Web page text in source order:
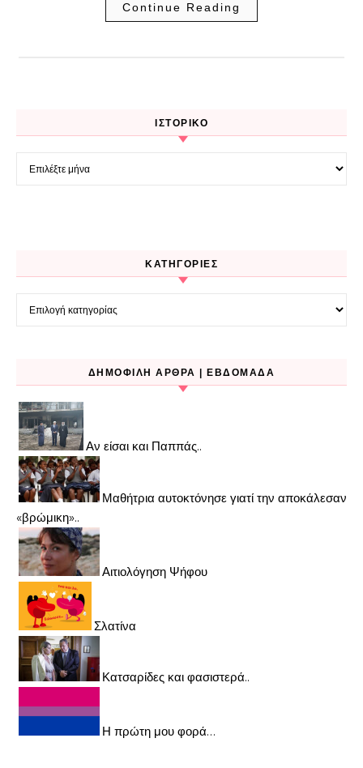
Continue Reading
ΙΣΤΟΡΙΚΌ
Ιστορικό
KΑΤΗΓΟΡΊΕΣ
Kατηγορίες
ΔΗΜΟΦΙΛΉ ΆΡΘΡΑ | ΕΒΔΟΜΆΔΑ
Αν είσαι και Παππάς..
Μαθήτρια αυτοκτόνησε γιατί την αποκάλεσαν
«βρώμικη»..
Αιτιολόγηση Ψήφου
Σλατίνα
Κατσαρίδες και φασιστερά..
Η πρώτη μου φορά…